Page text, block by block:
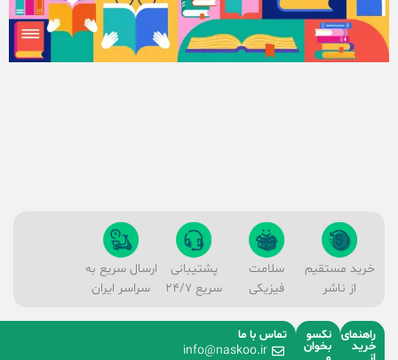
خرید مستقیم
از ناشر
سلامت
فیزیکی
پشتیبانی
سریع 24/7
ارسال سریع به
سراسر ایران
راهنمای
خرید
نکسو
بخوان
تماس با ما
info@naskoo.ir